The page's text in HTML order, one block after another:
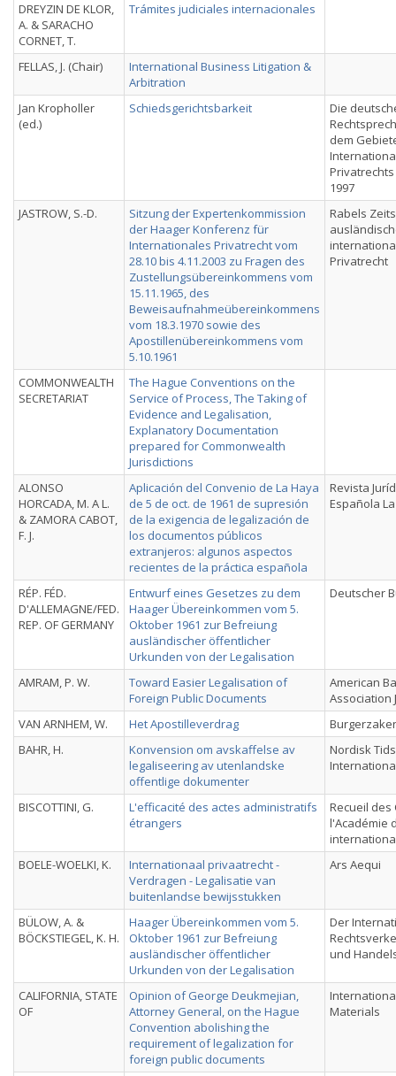
DREYZIN DE KLOR,
A. & SARACHO
CORNET, T.
Trámites judiciales internacionales
FELLAS, J. (Chair)
International Business Litigation &
Arbitration
Jan Kropholler
(ed.)
Schiedsgerichtsbarkeit
Die
dem
Privatrechts
1997
JASTROW, S.-D.
Sitzung der Expertenkommission
der Haager Konferenz für
Internationales Privatrecht vom
28.10 bis 4.11.2003 zu Fragen des
Zustellungsübereinkommens vom
15.11.1965, des
Beweisaufnahmeübereinkommens
vom 18.3.1970 sowie des
Apostillenübereinkommens vom
5.10.1961
Rabels
Privatrecht
COMMONWEALTH
SECRETARIAT
The Hague Conventions on the
Service of Process, The Taking of
Evidence and Legalisation,
Explanatory Documentation
prepared for Commonwealth
Jurisdictions
ALONSO
HORCADA, M. A L.
& ZAMORA CABOT,
F. J.
Aplicación del Convenio de La Haya
de 5 de oct. de 1961 de supresión
de la exigencia de legalización de
los documentos públicos
extranjeros: algunos aspectos
recientes de la práctica española
Revista
Española
RÉP. FÉD.
D'ALLEMAGNE/FED.
REP. OF GERMANY
Entwurf eines Gesetzes zu dem
Haager Übereinkommen vom 5.
Oktober 1961 zur Befreiung
ausländischer öffentlicher
Urkunden von der Legalisation
Deutscher
AMRAM, P. W.
Toward Easier Legalisation of
Foreign Public Documents
American
Association
VAN ARNHEM, W.
Het Apostilleverdrag
BAHR, H.
Konvension om avskaffelse av
legaliseering av utenlandske
offentlige dokumenter
Nordisk
BISCOTTINI, G.
L'efficacité des actes administratifs
étrangers
Recueil des
l'Académie
BOELE-WOELKI, K.
Internationaal privaatrecht -
Verdragen - Legalisatie van
buitenlandse bewijsstukken
Ars Aequi
BÜLOW, A. &
BÖCKSTIEGEL, K. H.
Haager Übereinkommen vom 5.
Oktober 1961 zur Befreiung
ausländischer öffentlicher
Urkunden von der Legalisation
Der
und
CALIFORNIA, STATE
OF
Opinion of George Deukmejian,
Attorney General, on the Hague
Convention abolishing the
requirement of legalization for
foreign public documents
Materials